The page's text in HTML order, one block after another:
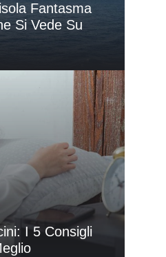
Fantasma
Si Vede Su
I 5 Consigli